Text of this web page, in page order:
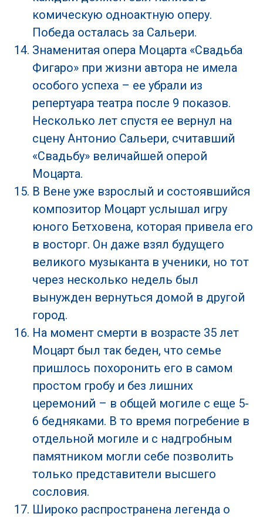
комическую одноактную оперу.
Победа осталась за Сальери.
Знаменитая опера Моцарта «Свадьба
Фигаро» при жизни автора не имела
особого успеха – ее убрали из
репертуара театра после 9 показов.
Несколько лет спустя ее вернул на
сцену Антонио Сальери, считавший
«Свадьбу» величайшей оперой
Моцарта.
В Вене уже взрослый и состоявшийся
композитор Моцарт услышал игру
юного Бетховена, которая привела его
в восторг. Он даже взял будущего
великого музыканта в ученики, но тот
через несколько недель был
вынужден вернуться домой в другой
город.
На момент смерти в возрасте 35 лет
Моцарт был так беден, что семье
пришлось похоронить его в самом
простом гробу и без лишних
церемоний – в общей могиле с еще 5-
6 бедняками. В то время погребение в
отдельной могиле и с надгробным
памятником могли себе позволить
только представители высшего
сословия.
Широко распространена легенда о